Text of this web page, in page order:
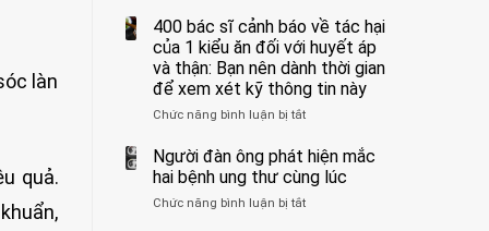
làn
quả.
cảnh
báo
“ĐỪNG
GẮNG
SỨC!”
đồng
1
ra
cảnh
báo
theo
3
kiểu
“hại
thân”
mà
biết
loại
cá
tưởng
rẻ
mà
tiềm
formaldehyde
kim
loại
400 bác sĩ cảnh báo về tác hại
của 1 kiểu ăn đối với huyết áp
và thận: Bạn nên dành thời gian
để xem xét kỹ thông tin này
Chức năng bình luận bị tắtở
bác
cảnh
báo
Người đàn ông phát hiện mắc
hai bệnh ung thư cùng lúc
Chức năng bình luận bị tắtở